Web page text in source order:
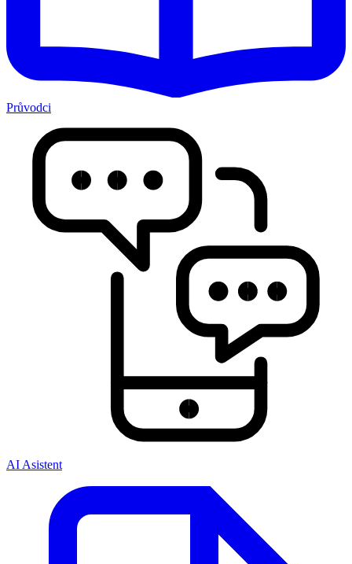
Průvodci
AI Asistent